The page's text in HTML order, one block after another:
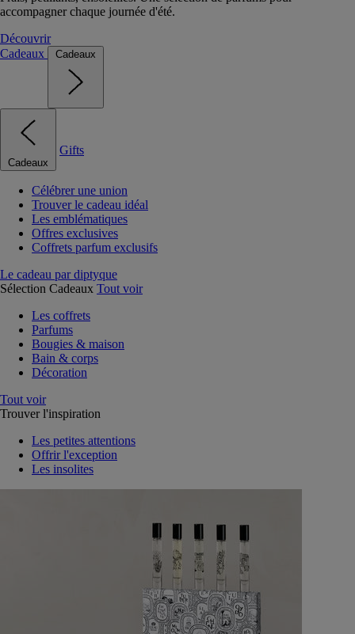
accompagner chaque journée d'été.
Découvrir
Cadeaux
Cadeaux
Cadeaux
Gifts
Célébrer une union
Trouver le cadeau idéal
Les emblématiques
Offres exclusives
Coffrets parfum exclusifs
Le cadeau par diptyque
Sélection Cadeaux Tout voir
Les coffrets
Parfums
Bougies & maison
Bain & corps
Décoration
Tout voir
Trouver l'inspiration
Les petites attentions
Offrir l'exception
Les insolites